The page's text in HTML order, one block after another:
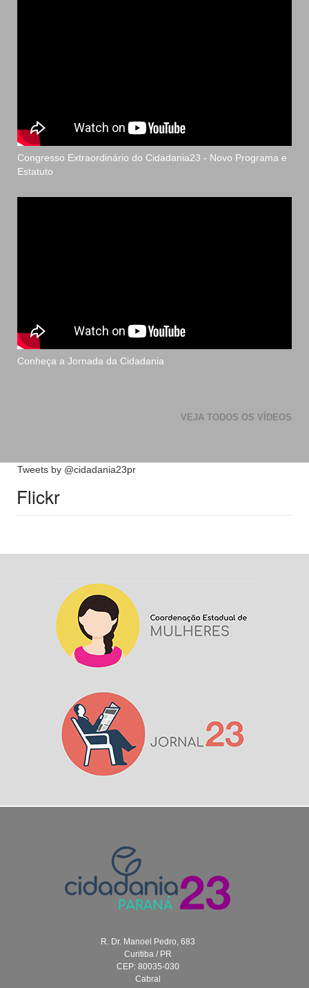
Congresso Extraordinário do Cidadania23 - Novo Programa e
Estatuto
Conheça a Jornada da Cidadania
VEJA TODOS OS VÍDEOS
Tweets by @cidadania23pr
Flickr
R. Dr. Manoel Pedro, 683
Curitiba / PR
CEP: 80035-030
Cabral